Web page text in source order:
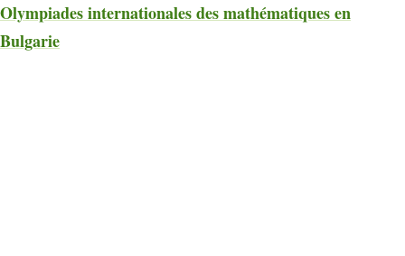
Olympiades internationales des mathématiques en
Bulgarie